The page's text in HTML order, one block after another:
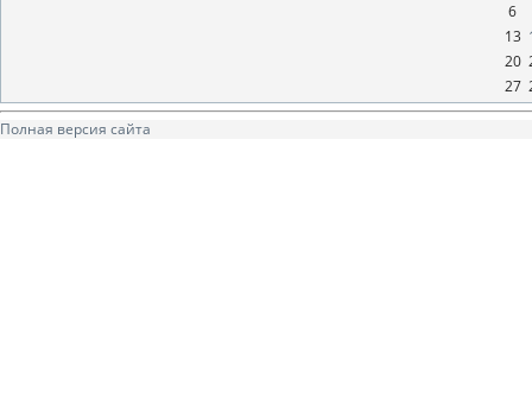
6
13
20
27
Полная версия сайта